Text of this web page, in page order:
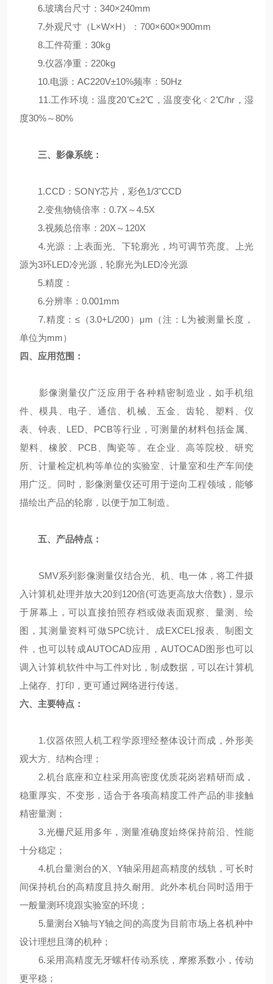
6.玻璃台尺寸：340×240mm
7.外观尺寸（L×W×H）：700×600×900mm
8.工件荷重：30kg
9.仪器净重：220kg
10.电源：AC220V±10%频率：50Hz
11.工作环境：温度20℃±2℃，温度变化﹤2℃/hr，湿
度30%～80%
三、影像系统：
1.CCD：SONY芯片，彩色1/3"CCD
2.变焦物镜倍率：0.7X～4.5X
3.视频总倍率：20X～120X
4.光源：上表面光、下轮廓光，均可调节亮度。上光
源为3环LED冷光源，轮廓光为LED冷光源
5.精度：
6.分辨率：0.001mm
7.精度：≤（3.0+L/200）μm（注：L为被测量长度，
单位为mm）
四、应用范围：
影像测量仪广泛应用于各种精密制造业，如手机组
件、模具、电子、通信、机械、五金、齿轮、塑料、仪
表、钟表、LED、PCB等行业，可测量的材料包括金属、
塑料、橡胶、PCB、陶瓷等。在企业、高等院校、研究
所、计量检定机构等单位的实验室、计量室和生产车间使
用广泛。同时，影像测量仪还可用于逆向工程领域，能够
描绘出产品的轮廓，以便于加工制造。
五、产品特点：
SMV系列影像测量仪结合光、机、电一体，将工件摄
入计算机处理并放大20到120倍(可选更高放大倍数)，显示
于屏幕上，可以直接拍照存档或做表面观察、量测、绘
图，其测量资料可做SPC统计、成EXCEL报表、制图文
件，也可以转成AUTOCAD应用，AUTOCAD图形也可以
调入计算机软件中与工件对比，制成数据，可以在计算机
上储存、打印，更可通过网络进行传送。
六、主要特点：
1.仪器依照人机工程学原理经整体设计而成，外形美
观大方、结构合理；
2.机台底座和立柱采用高密度优质花岗岩精研而成，
稳重厚实、不变形，适合于各项高精度工件产品的非接触
精密量测；
3.光栅尺延用多年，测量准确度始终保持前沿、性能
十分稳定；
4.机台量测台的X、Y轴采用超高精度的线轨，可长时
间保持机台的高精度且持久耐用。此外本机台同时适用于
一般量测环境跟实验室的环境；
5.量测台X轴与Y轴之间的高度为目前市场上各机种中
设计理想且薄的机种；
6.采用高精度无牙螺杆传动系统，摩擦系数小，传动
更平稳；